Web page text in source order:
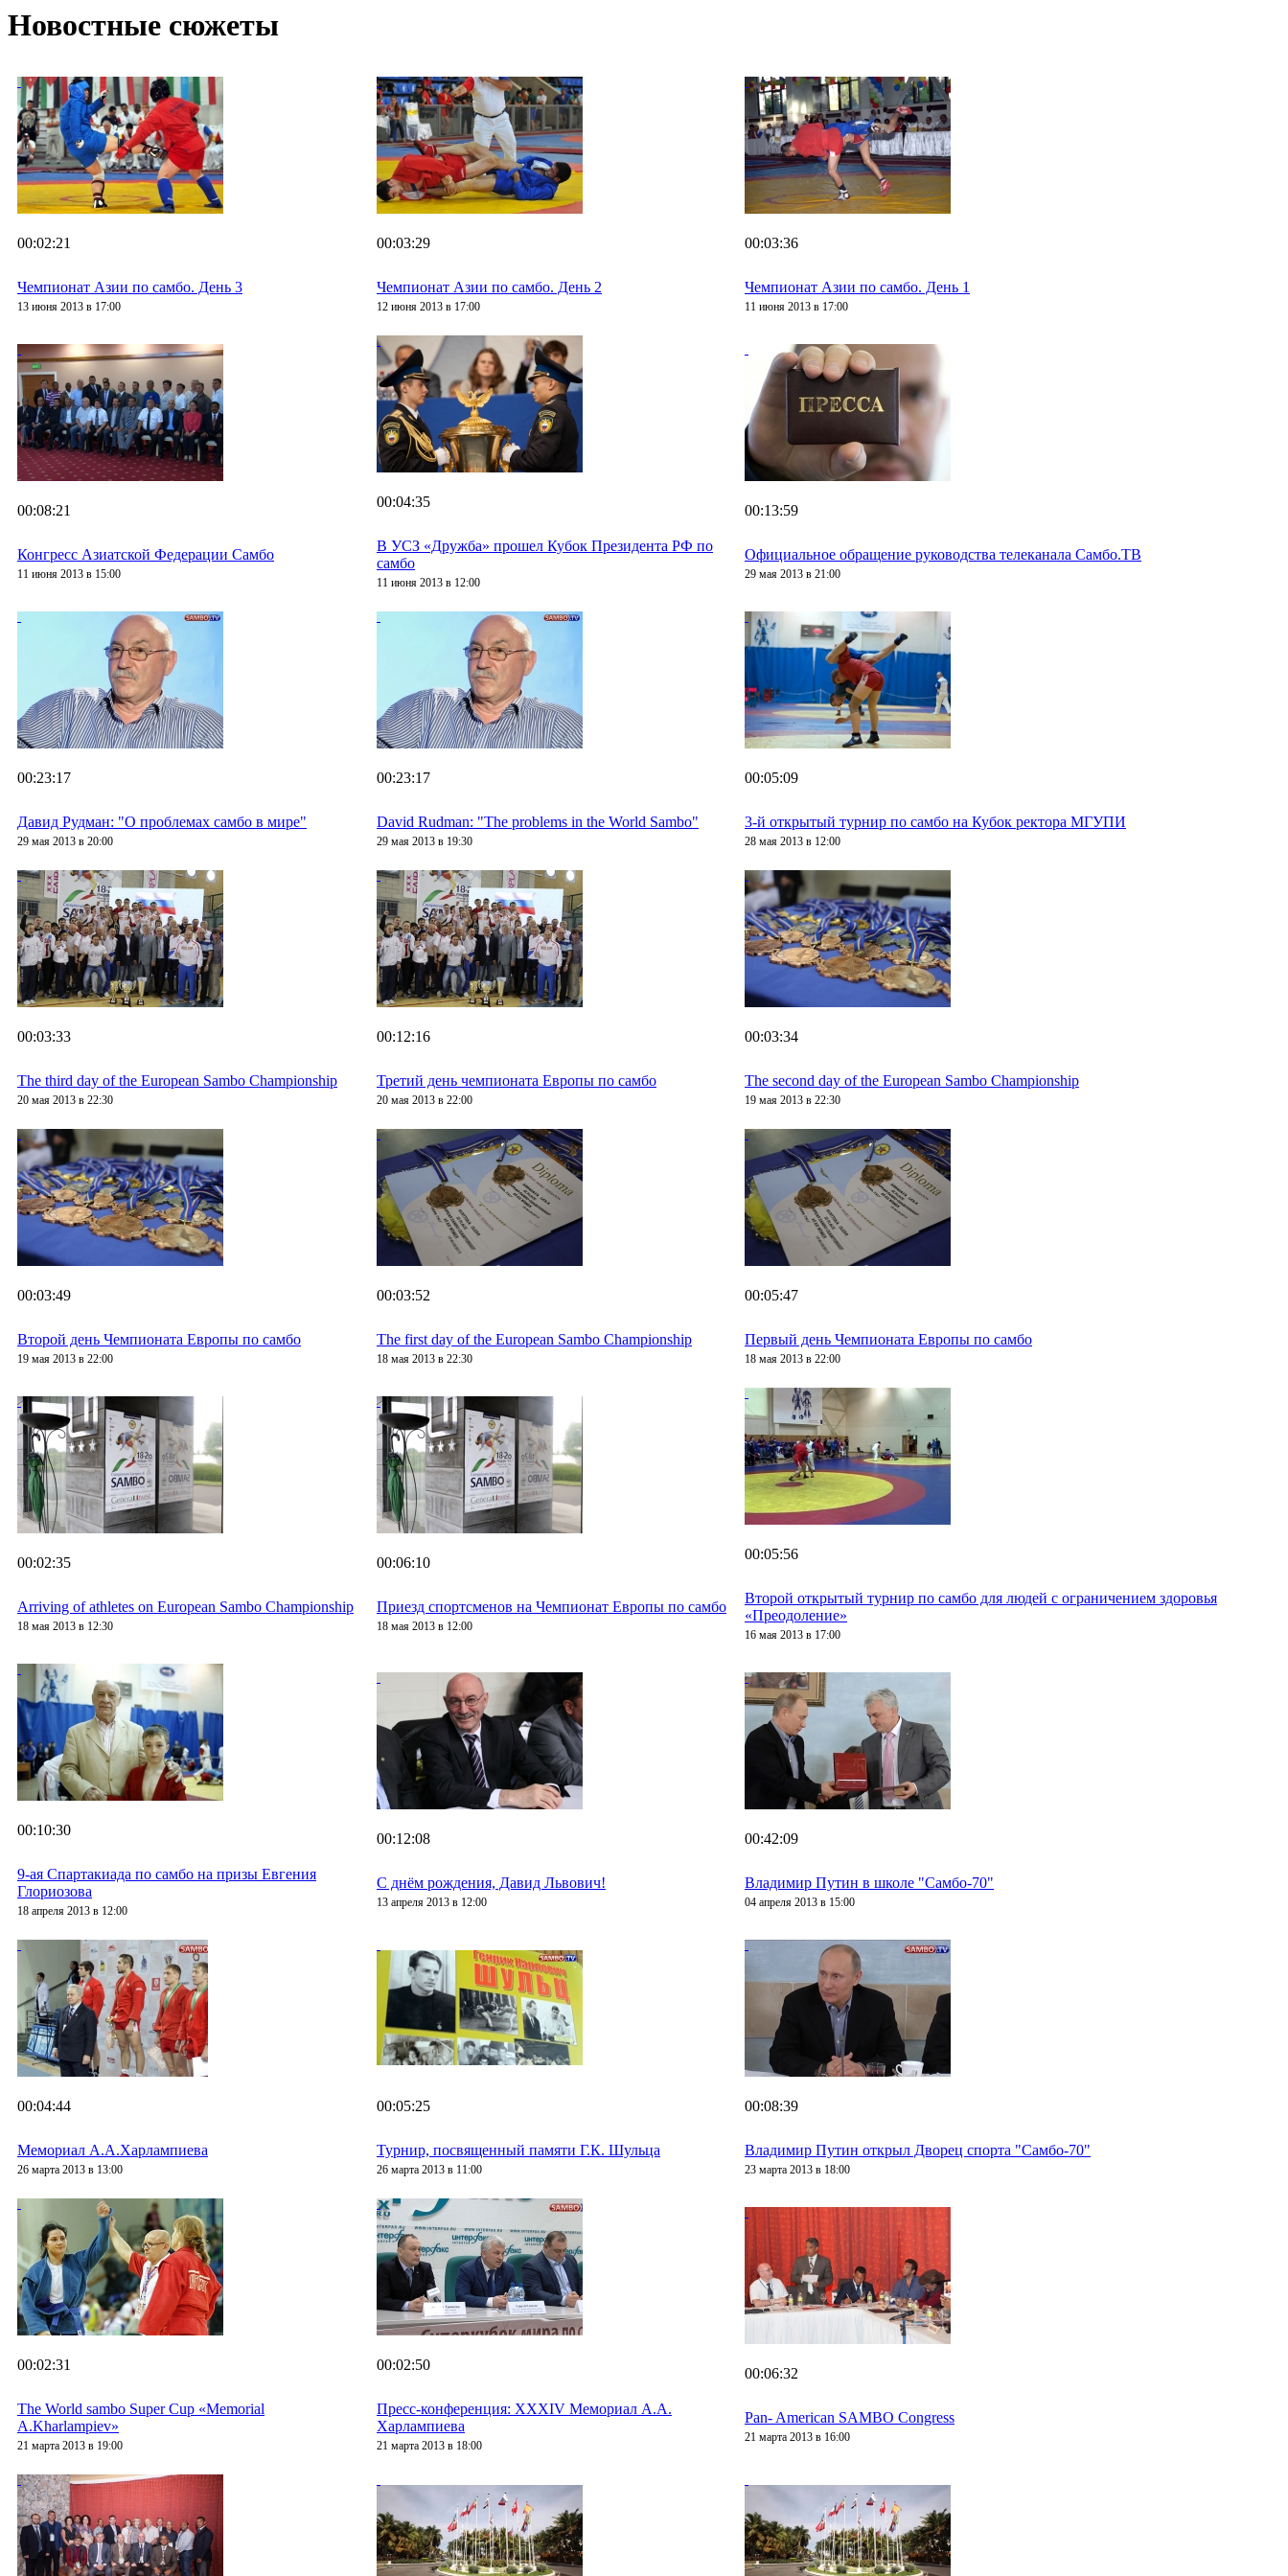
Новостные сюжеты
00:02:21
Чемпионат Азии по самбо. День 3
13 июня 2013 в 17:00
00:03:29
Чемпионат Азии по самбо. День 2
12 июня 2013 в 17:00
00:03:36
Чемпионат Азии по самбо. День 1
11 июня 2013 в 17:00
00:08:21
Конгресс Азиатской Федерации Самбо
11 июня 2013 в 15:00
00:04:35
В УСЗ «Дружба» прошел Кубок Президента РФ по
самбо
11 июня 2013 в 12:00
00:13:59
Официальное обращение руководства телеканала Самбо.ТВ
29 мая 2013 в 21:00
00:23:17
Давид Рудман: "О проблемах самбо в мире"
29 мая 2013 в 20:00
00:23:17
David Rudman: "The problems in the World Sambo"
29 мая 2013 в 19:30
00:05:09
3-й открытый турнир по самбо на Кубок ректора МГУПИ
28 мая 2013 в 12:00
00:03:33
The third day of the European Sambo Championship
20 мая 2013 в 22:30
00:12:16
Третий день чемпионата Европы по самбо
20 мая 2013 в 22:00
00:03:34
The second day of the European Sambo Championship
19 мая 2013 в 22:30
00:03:49
Второй день Чемпионата Европы по самбо
19 мая 2013 в 22:00
00:03:52
The first day of the European Sambo Championship
18 мая 2013 в 22:30
00:05:47
Первый день Чемпионата Европы по самбо
18 мая 2013 в 22:00
00:02:35
Arriving of athletes on European Sambo Championship
18 мая 2013 в 12:30
00:06:10
Приезд спортсменов на Чемпионат Европы по самбо
18 мая 2013 в 12:00
00:05:56
Второй открытый турнир по самбо для людей с ограничением здоровья
«Преодоление»
16 мая 2013 в 17:00
00:10:30
9-ая Спартакиада по самбо на призы Евгения
Глориозова
18 апреля 2013 в 12:00
00:12:08
С днём рождения, Давид Львович!
13 апреля 2013 в 12:00
00:42:09
Владимир Путин в школе "Самбо-70"
04 апреля 2013 в 15:00
00:04:44
Мемориал А.А.Харлампиева
26 марта 2013 в 13:00
00:05:25
Турнир, посвященный памяти Г.К. Шульца
26 марта 2013 в 11:00
00:08:39
Владимир Путин открыл Дворец спорта "Самбо-70"
23 марта 2013 в 18:00
00:02:31
The World sambo Super Cup «Memorial
A.Kharlampiev»
21 марта 2013 в 19:00
00:02:50
Пресс-конференция: XXXIV Мемориал А.А.
Харлампиева
21 марта 2013 в 18:00
00:06:32
Pan- American SAMBO Congress
21 марта 2013 в 16:00